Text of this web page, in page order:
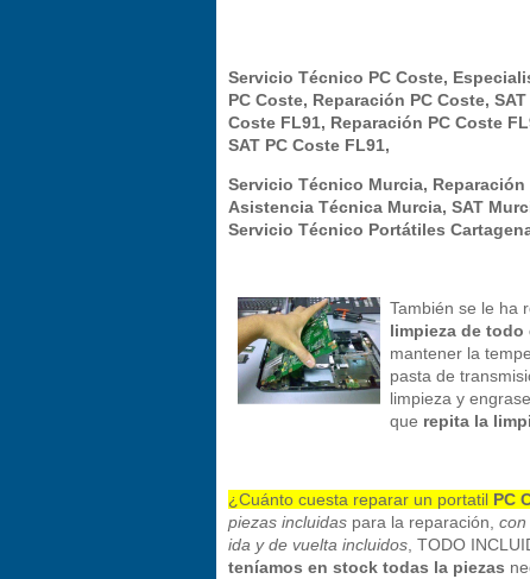
Servicio Técnico PC Coste,
PC Coste, Reparación PC Coste,
Coste FL91, Reparación PC Coste
SAT PC Coste FL91,
Servicio Técnico Murcia,
Asistencia Técnica Murcia, SAT
Servicio Técnico Portátiles
También se le ha
limpieza de todo
mantener la
pasta de
limpieza y
que repita la
¿Cuánto cuesta reparar un portatil PC
piezas incluidas para la reparación, con
ida y de vuelta incluidos , TODO
teníamos en stock todas la piezas